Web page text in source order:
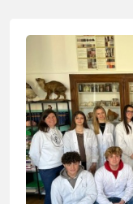
Finalisti Al
Con il progetto
Approfondisci